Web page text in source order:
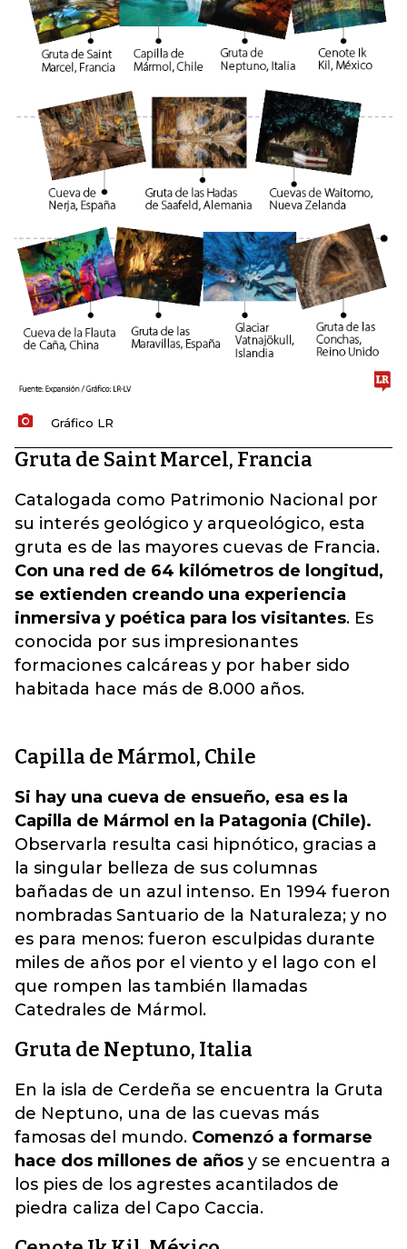
Gráfico LR
Gruta de Saint Marcel, Francia
Catalogada como Patrimonio Nacional por
su interés geológico y arqueológico, esta
gruta es de las mayores cuevas de Francia.
Con una red de 64 kilómetros de longitud,
se extienden creando una experiencia
inmersiva y poética para los visitantes. Es
conocida por sus impresionantes
formaciones calcáreas y por haber sido
habitada hace más de 8.000 años.
Capilla de Mármol, Chile
Si hay una cueva de ensueño, esa es la
Capilla de Mármol en la Patagonia (Chile).
Observarla resulta casi hipnótico, gracias a
la singular belleza de sus columnas
bañadas de un azul intenso. En 1994 fueron
nombradas Santuario de la Naturaleza; y no
es para menos: fueron esculpidas durante
miles de años por el viento y el lago con el
que rompen las también llamadas
Catedrales de Mármol.
Gruta de Neptuno, Italia
En la isla de Cerdeña se encuentra la Gruta
de Neptuno, una de las cuevas más
famosas del mundo. Comenzó a formarse
hace dos millones de años y se encuentra a
los pies de los agrestes acantilados de
piedra caliza del Capo Caccia.